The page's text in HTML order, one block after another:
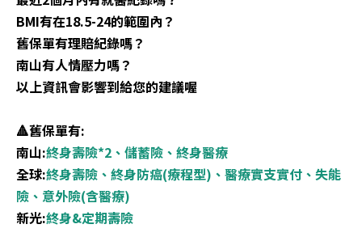
BMI有在18.5-24的範圍內？
舊保單有理賠紀錄嗎？
南山有人情壓力嗎？
以上資訊會影響到給您的建議喔
🔺舊保單有:
南山:終身壽險*2、儲蓄險、終身醫療
全球:終身壽險、終身防癌(療程型)、醫療實支實付、失能
險、意外險(含醫療)
新光:終身&定期壽險